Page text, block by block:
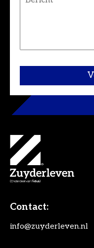
Contact:
info@zuyderleven.nl